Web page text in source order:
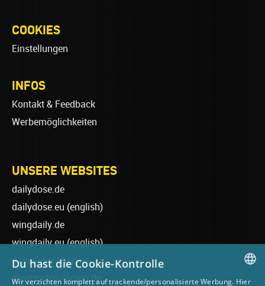
COOKIES
Einstellungen
INFOS
Kontakt & Feedback
Werbemöglichkeiten
UNSERE WEBSITES
dailydose.de
dailydose.eu (english)
wingdaily.de
wingdaily.eu(english)
dailydose-shop.de
windsurfen-lernen.de
Du hast die Cookie-Kontrolle
Wir verzichten komplett auf trackende/personalisierte Werbung. Hier